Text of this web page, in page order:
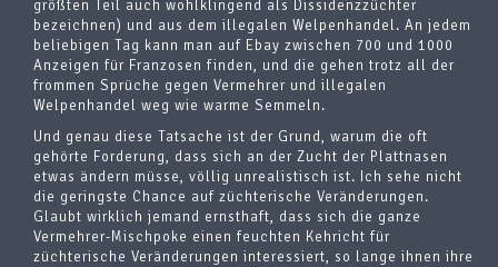
größten Teil auch wohlklingend als Dissidenzzüchter
bezeichnen) und aus dem illegalen Welpenhandel. An jedem
beliebigen Tag kann man auf Ebay zwischen 700 und 1000
Anzeigen für Franzosen finden, und die gehen trotz all der
frommen Sprüche gegen Vermehrer und illegalen
Welpenhandel weg wie warme Semmeln.
Und genau diese Tatsache ist der Grund, warum die oft
gehörte Forderung, dass sich an der Zucht der Plattnasen
etwas ändern müsse, völlig unrealistisch ist. Ich sehe nicht
die geringste Chance auf züchterische Veränderungen.
Glaubt wirklich jemand ernsthaft, dass sich die ganze
Vermehrer-Mischpoke einen feuchten Kehricht für
züchterische Veränderungen interessiert, so lange ihnen ihre